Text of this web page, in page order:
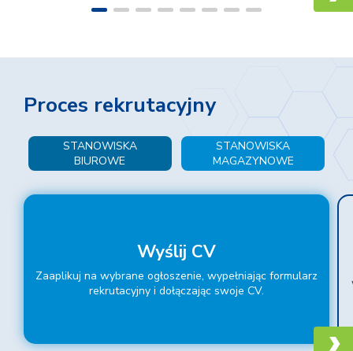
Proces rekrutacyjny
STANOWISKA
BIUROWE
STANOWISKA
MAGAZYNOWE
Wyślij CV
Zaaplikuj na wybrane ogłoszenie, wypełniając formularz
rekrutacyjny i dołączając swoje CV.